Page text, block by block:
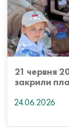
21 червня
закрили
24.06.2026